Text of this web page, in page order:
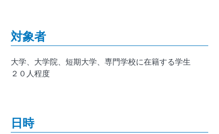
対象者
大学、大学院、短期大学、専門学校に在籍する学生
２０人程度
日時